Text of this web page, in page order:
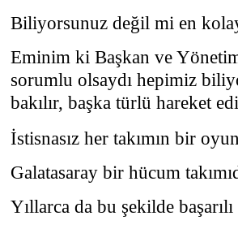
Biliyorsunuz değil mi en kolay
Eminim ki Başkan ve
sorumlu olsaydı hepimiz
bakılır, başka türlü hareket
İstisnasız her takımın bir
Galatasaray bir hücum
Yıllarca da bu şekilde